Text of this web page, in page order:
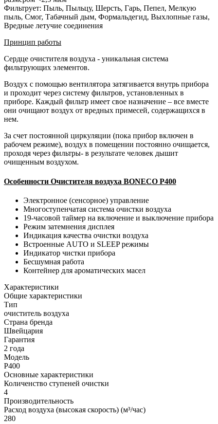
Фильтрует: Пыль, Пыльцу, Шерсть, Гарь, Пепел, Мелкую
пыль, Смог, Табачный дым, Формальдегид, Выхлопные газы,
Вредные летучие соединения
Принцип работы
Сердце очистителя воздуха - уникальная система
фильтрующих элементов.
Воздух с помощью вентилятора затягивается внутрь прибора
и проходит через систему фильтров, установленных в
приборе. Каждый фильтр имеет свое назначение – все вместе
они очищают воздух от вредных примесей, содержащихся в
нем.
За счет постоянной циркуляции (пока прибор включен в
рабочем режиме), воздух в помещении постоянно очищается,
проходя через фильтры- в результате человек дышит
очищенным воздухом.
Особенности Очистителя воздуха BONECO P400
Электронное (сенсорное) управление
Многоступенчатая система очистки воздуха
19-часовой таймер на включение и выключение прибора
Режим затемнения дисплея
Индикация качества очистки воздуха
Встроенные AUTO и SLEEP режимы
Индикатор чистки прибора
Бесшумная работа
Контейнер для ароматических масел
Характеристики
Общие характеристики
Тип
очиститель воздуха
Страна бренда
Швейцария
Гарантия
2 года
Модель
P400
Основные характеристики
Количенство ступеней очистки
4
Производительность
Расход воздуха (высокая скорость) (м³/час)
280